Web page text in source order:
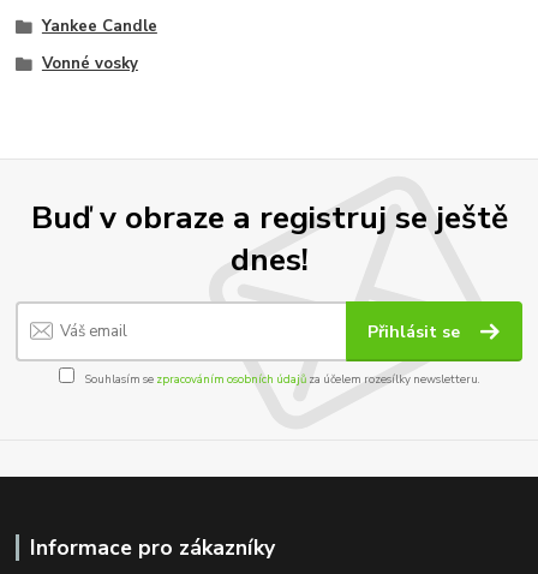
Yankee Candle
Vonné vosky
Buď v obraze a registruj se ještě
dnes!
Přihlásit se
Souhlasím se zpracováním osobních údajůza účelem rozesílky newsletteru.
Informace pro zákazníky